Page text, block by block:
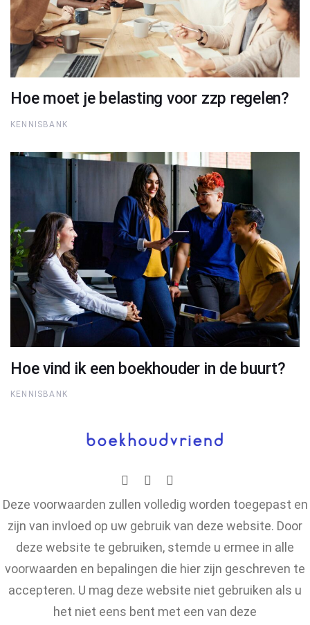
Hoe moet je belasting voor zzp regelen?
KENNISBANK
Hoe vind ik een boekhouder in de buurt?
KENNISBANK
Deze voorwaarden zullen volledig worden toegepast en
zijn van invloed op uw gebruik van deze website. Door
deze website te gebruiken, stemde u ermee in alle
voorwaarden en bepalingen die hier zijn geschreven te
accepteren. U mag deze website niet gebruiken als u
het niet eens bent met een van deze